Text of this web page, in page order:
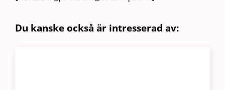
Frost
Du kanske också är intresserad av: